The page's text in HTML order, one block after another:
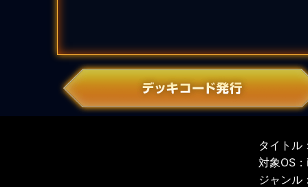
タイトル
対象OS
ジャンル